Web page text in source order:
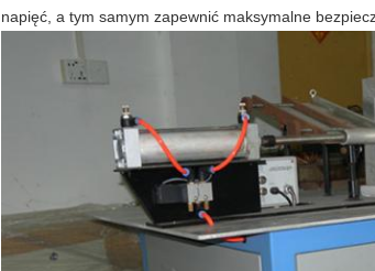
napięć, a tym samym zapewnić maksymalne